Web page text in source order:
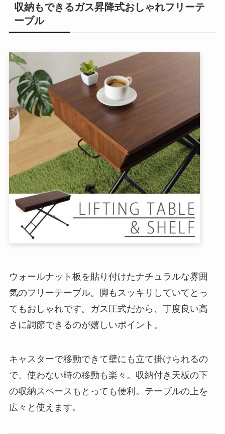
収納もできるガス昇降式おしゃれフリーテ
ーブル
ウォールナット板を貼り付けたナチュラルな雰囲
気のフリーテーブル。脚もスッキリしていてとっ
てもおしゃれです。ガス圧式だから、丁度良い高
さに調節できるのが嬉しいポイント。
キャスターで移動できて壁にも立て掛けられるの
で、使わない時の移動も楽々。収納付き天板の下
の収納スペースもとっても便利。テーブルの上を
広々と使えます。